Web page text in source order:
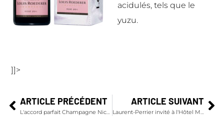
acidulés, tels que le
yuzu.
]]>
ARTICLE PRÉCÉDENT
L'accord parfait Champagne Nicolas Feuillatte Brut Réserve et "Original Beans"
ARTICLE SUIVANT
Laurent-Perrier invité à l'Hôtel Meurice pour la Saint-Valentin